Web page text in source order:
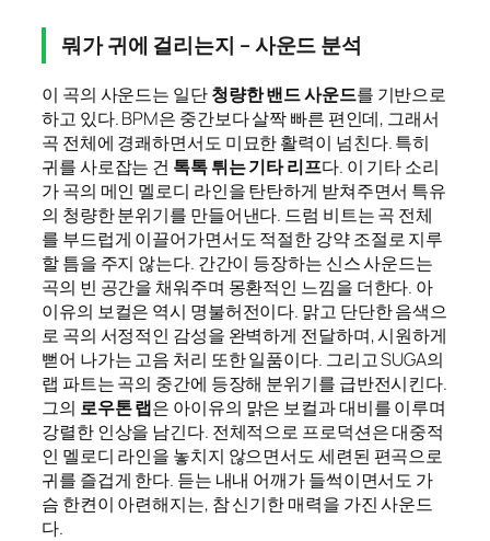
뭐가 귀에 걸리는지 – 사운드 분석
이 곡의 사운드는 일단청량한 밴드 사운드를 기반으로
하고 있다. BPM은 중간보다 살짝 빠른 편인데, 그래서
곡 전체에 경쾌하면서도 미묘한 활력이 넘친다. 특히
귀를 사로잡는 건 톡톡 튀는 기타 리프다. 이 기타 소리
가 곡의 메인 멜로디 라인을 탄탄하게 받쳐주면서 특유
의 청량한 분위기를 만들어낸다. 드럼 비트는 곡 전체
를 부드럽게 이끌어가면서도 적절한 강약 조절로 지루
할 틈을 주지 않는다. 간간이 등장하는 신스 사운드는
곡의 빈 공간을 채워주며 몽환적인 느낌을 더한다. 아
이유의 보컬은 역시 명불허전이다. 맑고 단단한 음색으
로 곡의 서정적인 감성을 완벽하게 전달하며, 시원하게
뻗어 나가는 고음 처리 또한 일품이다. 그리고 SUGA의
랩 파트는 곡의 중간에 등장해 분위기를 급반전시킨다.
그의 로우톤 랩은 아이유의 맑은 보컬과 대비를 이루며
강렬한 인상을 남긴다. 전체적으로 프로덕션은 대중적
인 멜로디 라인을 놓치지 않으면서도 세련된 편곡으로
귀를 즐겁게 한다. 듣는 내내 어깨가 들썩이면서도 가
슴 한켠이 아련해지는, 참 신기한 매력을 가진 사운드
다.